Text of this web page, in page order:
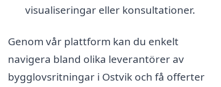
visualiseringar eller konsultationer.
Genom vår plattform kan du enkelt
navigera bland olika leverantörer av
bygglovsritningar i Ostvik och få offerter